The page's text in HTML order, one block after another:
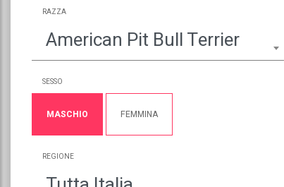
RAZZA
American Pit Bull Terrier
SESSO
MASCHIO FEMMINA
REGIONE